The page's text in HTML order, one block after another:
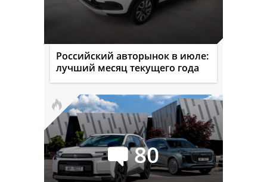
Российский авторынок в июле:
лучший месяц текущего года
80